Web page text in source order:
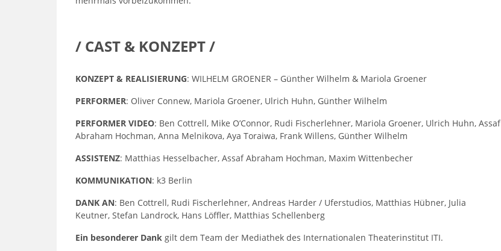
/ CAST & KONZEPT /
KONZEPT & REALISIERUNG: WILHELM GROENER – Günther Wilhelm & Mariola Groener
PERFORMER: Oliver Connew, Mariola Groener, Ulrich Huhn, Günther Wilhelm
PERFORMER VIDEO: Ben Cottrell, Mike O’Connor, Rudi Fischerlehner, Mariola Groener, Ulrich Huhn, Assaf
Abraham Hochman, Anna Melnikova, Aya Toraiwa, Frank Willens, Günther Wilhelm
ASSISTENZ: Matthias Hesselbacher, Assaf Abraham Hochman, Maxim Wittenbecher
KOMMUNIKATION: k3 Berlin
DANK AN: Ben Cottrell, Rudi Fischerlehner, Andreas Harder / Uferstudios, Matthias Hübner, Julia
Keutner, Stefan Landrock, Hans Löffler, Matthias Schellenberg
Ein besonderer Dank gilt dem Team der Mediathek des Internationalen Theaterinstitut ITI.